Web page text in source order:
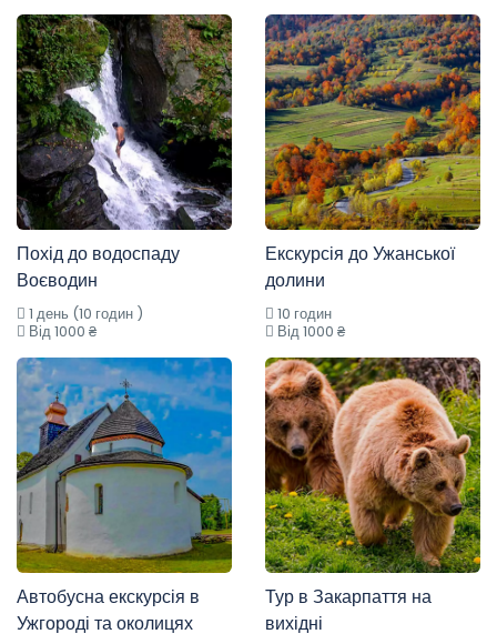
Похід до водоспаду
Воєводин
1 день (10 годин )
Від 1000 ₴
Екскурсія до Ужанської
долини
10 годин
Від 1000 ₴
Автобусна екскурсія в
Ужгороді та околицях
Тур в Закарпаття на
вихідні